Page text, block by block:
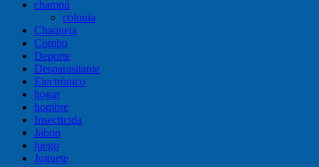
champú
colonia
Chaqueta
Combo
Deporte
Desparasitante
Electrónico
hogar
hombre
Insecticida
Jabon
juego
Juguete